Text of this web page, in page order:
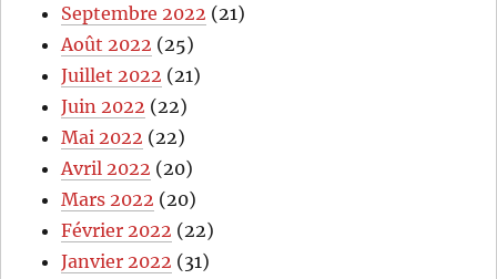
Septembre 2022 (21)
Août 2022 (25)
Juillet 2022 (21)
Juin 2022 (22)
Mai 2022 (22)
Avril 2022 (20)
Mars 2022 (20)
Février 2022 (22)
Janvier 2022 (31)